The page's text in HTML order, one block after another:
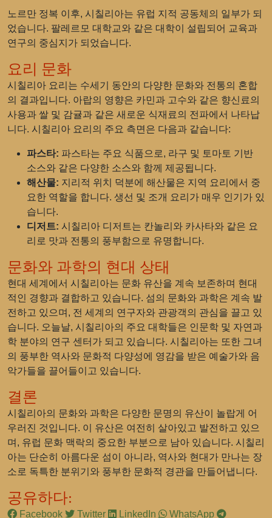
노르만 정복 이후, 시칠리아는 유럽 지적 공동체의 일부가 되
었습니다. 팔레르모 대학교와 같은 대학이 설립되어 교육과
연구의 중심지가 되었습니다.
요리 문화
시칠리아 요리는 수세기 동안의 다양한 문화와 전통의 혼합
의 결과입니다. 아랍의 영향은 카민과 고수와 같은 향신료의
사용과 쌀 및 감귤과 같은 새로운 식재료의 전파에서 나타납
니다. 시칠리아 요리의 주요 측면은 다음과 같습니다:
파스타: 파스타는 주요 식품으로, 라구 및 토마토 기반
소스와 같은 다양한 소스와 함께 제공됩니다.
해산물: 지리적 위치 덕분에 해산물은 지역 요리에서 중
요한 역할을 합니다. 생선 및 조개 요리가 매우 인기가 있
습니다.
디저트: 시칠리아 디저트는 칸놀리와 카사타와 같은 요
리로 맛과 전통의 풍부함으로 유명합니다.
문화와 과학의 현대 상태
현대 세계에서 시칠리아는 문화 유산을 계속 보존하며 현대
적인 경향과 결합하고 있습니다. 섬의 문화와 과학은 계속 발
전하고 있으며, 전 세계의 연구자와 관광객의 관심을 끌고 있
습니다. 오늘날, 시칠리아의 주요 대학들은 인문학 및 자연과
학 분야의 연구 센터가 되고 있습니다. 시칠리아는 또한 그녀
의 풍부한 역사와 문화적 다양성에 영감을 받은 예술가와 음
악가들을 끌어들이고 있습니다.
결론
시칠리아의 문화와 과학은 다양한 문명의 유산이 놀랍게 어
우러진 것입니다. 이 유산은 여전히 살아있고 발전하고 있으
며, 유럽 문화 맥락의 중요한 부분으로 남아 있습니다. 시칠리
아는 단순히 아름다운 섬이 아니라, 역사와 현대가 만나는 장
소로 독특한 분위기와 풍부한 문화적 경관을 만들어냅니다.
공유하다:
Facebook Twitter LinkedIn WhatsApp